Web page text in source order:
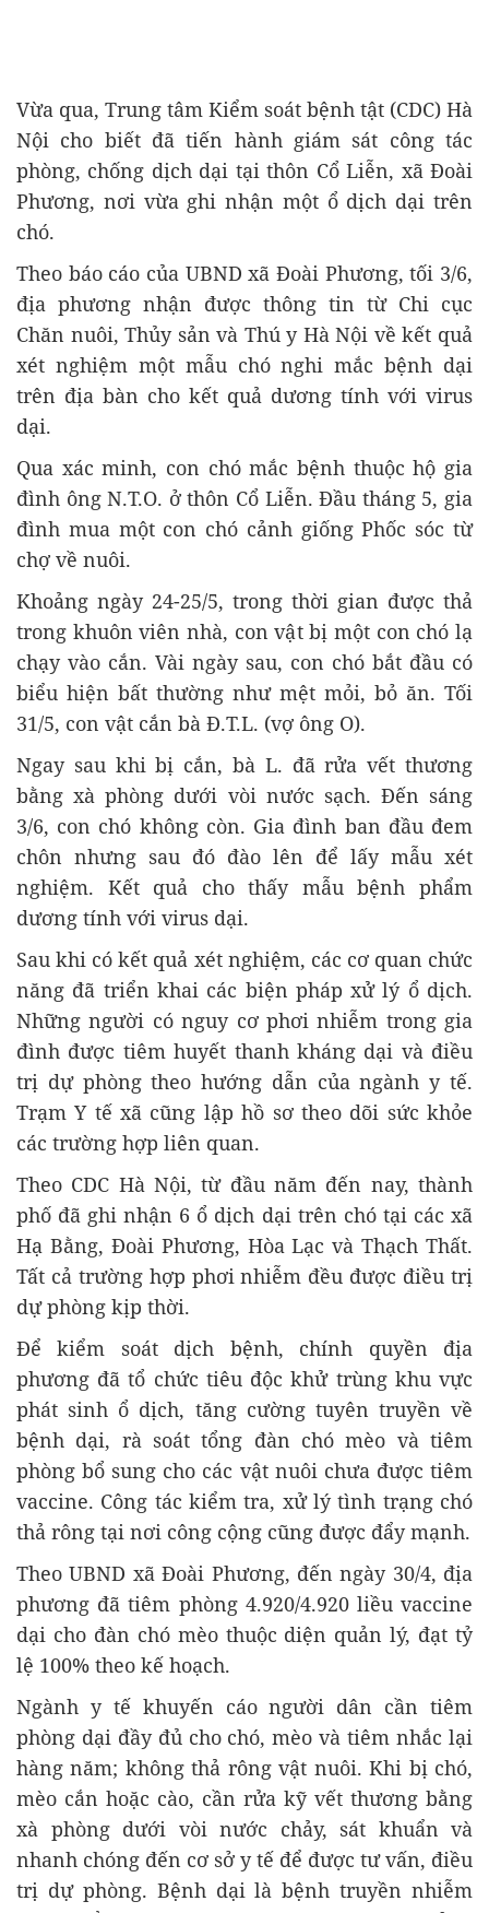
Vừa qua, Trung tâm Kiểm soát bệnh tật (CDC) Hà
Nội cho biết đã tiến hành giám sát công tác
phòng, chống dịch dại tại thôn Cổ Liễn, xã Đoài
Phương, nơi vừa ghi nhận một ổ dịch dại trên
chó.
Theo báo cáo của UBND xã Đoài Phương, tối 3/6,
địa phương nhận được thông tin từ Chi cục
Chăn nuôi, Thủy sản và Thú y Hà Nội về kết quả
xét nghiệm một mẫu chó nghi mắc bệnh dại
trên địa bàn cho kết quả dương tính với virus
dại.
Qua xác minh, con chó mắc bệnh thuộc hộ gia
đình ông N.T.O. ở thôn Cổ Liễn. Đầu tháng 5, gia
đình mua một con chó cảnh giống Phốc sóc từ
chợ về nuôi.
Khoảng ngày 24-25/5, trong thời gian được thả
trong khuôn viên nhà, con vật bị một con chó lạ
chạy vào cắn. Vài ngày sau, con chó bắt đầu có
biểu hiện bất thường như mệt mỏi, bỏ ăn. Tối
31/5, con vật cắn bà Đ.T.L. (vợ ông O).
Ngay sau khi bị cắn, bà L. đã rửa vết thương
bằng xà phòng dưới vòi nước sạch. Đến sáng
3/6, con chó không còn. Gia đình ban đầu đem
chôn nhưng sau đó đào lên để lấy mẫu xét
nghiệm. Kết quả cho thấy mẫu bệnh phẩm
dương tính với virus dại.
Sau khi có kết quả xét nghiệm, các cơ quan chức
năng đã triển khai các biện pháp xử lý ổ dịch.
Những người có nguy cơ phơi nhiễm trong gia
đình được tiêm huyết thanh kháng dại và điều
trị dự phòng theo hướng dẫn của ngành y tế.
Trạm Y tế xã cũng lập hồ sơ theo dõi sức khỏe
các trường hợp liên quan.
Theo CDC Hà Nội, từ đầu năm đến nay, thành
phố đã ghi nhận 6 ổ dịch dại trên chó tại các xã
Hạ Bằng, Đoài Phương, Hòa Lạc và Thạch Thất.
Tất cả trường hợp phơi nhiễm đều được điều trị
dự phòng kịp thời.
Để kiểm soát dịch bệnh, chính quyền địa
phương đã tổ chức tiêu độc khử trùng khu vực
phát sinh ổ dịch, tăng cường tuyên truyền về
bệnh dại, rà soát tổng đàn chó mèo và tiêm
phòng bổ sung cho các vật nuôi chưa được tiêm
vaccine. Công tác kiểm tra, xử lý tình trạng chó
thả rông tại nơi công cộng cũng được đẩy mạnh.
Theo UBND xã Đoài Phương, đến ngày 30/4, địa
phương đã tiêm phòng 4.920/4.920 liều vaccine
dại cho đàn chó mèo thuộc diện quản lý, đạt tỷ
lệ 100% theo kế hoạch.
Ngành y tế khuyến cáo người dân cần tiêm
phòng dại đầy đủ cho chó, mèo và tiêm nhắc lại
hàng năm; không thả rông vật nuôi. Khi bị chó,
mèo cắn hoặc cào, cần rửa kỹ vết thương bằng
xà phòng dưới vòi nước chảy, sát khuẩn và
nhanh chóng đến cơ sở y tế để được tư vấn, điều
trị dự phòng. Bệnh dại là bệnh truyền nhiễm